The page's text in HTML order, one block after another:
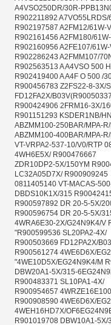
A4VSO250DR/30R-
R902211892
R902197587 A2FM12/61W-
R902161456 A2FM180/
R902160956 A2FE107/
R902286243 A2FMM107/
R902563513 A A4VSO 500
R902419400 A A4F O 500 /
R900456783 Z2FS22-8-3X/S
FD12FA2X/
R900424906 2FRM16-3X/
R901151293 KSDER1NB/
ABZMM100-250BAR/MPA-
ABZMM100-400BAR/MPA-
VT-VRPA2-537-10/V0/RTP
4WH6E5X/ R900476667
ZDR10DP2-5X/150YM
LC32A05D7X/ R900909245
0811405140 VT-MACAS-
DBDS10K1X/315
R900597892 DR 20-5-5X/
R900596754 DR 20-5-5X/
4WRA6E30-2X/G24N9K4/V
"R900599536 SL20PA2-4X/
R900503669 FD12PA2X/
R900561274 4WE6D6X/
"4WE10D5X/EG24N9K4/M
DBW20A1-5X/315-
R900483371 SL10PA1-4X/
R900954657
R900908590 4WE6D6X/
4WEH16HD7X/
R901019708 DBW10A1-